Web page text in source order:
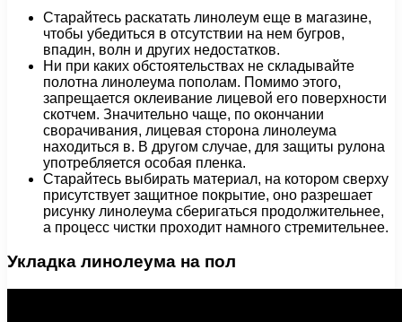
Старайтесь раскатать линолеум еще в магазине,
чтобы убедиться в отсутствии на нем бугров,
впадин, волн и других недостатков.
Ни при каких обстоятельствах не складывайте
полотна линолеума пополам. Помимо этого,
запрещается оклеивание лицевой его поверхности
скотчем. Значительно чаще, по окончании
сворачивания, лицевая сторона линолеума
находиться в. В другом случае, для защиты рулона
употребляется особая пленка.
Старайтесь выбирать материал, на котором сверху
присутствует защитное покрытие, оно разрешает
рисунку линолеума сберигаться продолжительнее,
а процесс чистки проходит намного стремительнее.
Укладка линолеума на пол